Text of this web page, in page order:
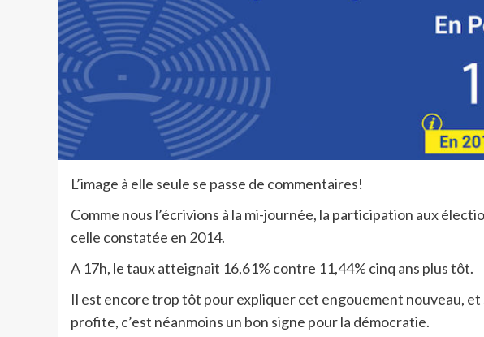
L’image à elle seule se passe de commentaires!
Comme nous l’écrivions à la mi-journée, la participation aux
celle constatée en 2014.
A 17h, le taux atteignait 16,61% contre 11,44% cinq ans plus tôt.
Il est encore trop tôt pour expliquer cet engouement nouveau, et
profite, c’est néanmoins un bon signe pour la démocratie.